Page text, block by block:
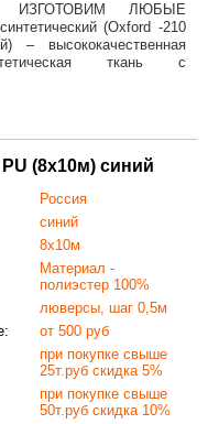
ЛЮБЫЕ
(Oxford -210
– высококачественная
ткань с
(8х10м) синий
Россия
синий
8х10м
Материал -
полиэстер 100%
люверсы, шаг 0,5м
от 500 руб
при покупке свыше
25т.руб скидка 5%
при покупке свыше
50т.руб скидка 10%